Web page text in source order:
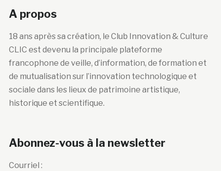
A propos
18 ans après sa création, le Club Innovation & Culture
CLIC est devenu la principale plateforme
francophone de veille, d’information, de formation et
de mutualisation sur l’innovation technologique et
sociale dans les lieux de patrimoine artistique,
historique et scientifique.
Abonnez-vous à la newsletter
Courriel :